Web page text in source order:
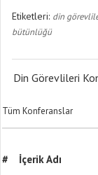
Etiketleri: din
bütünlüğü
Din Görevlileri
Tüm Konferanslar
# İçerik Adı